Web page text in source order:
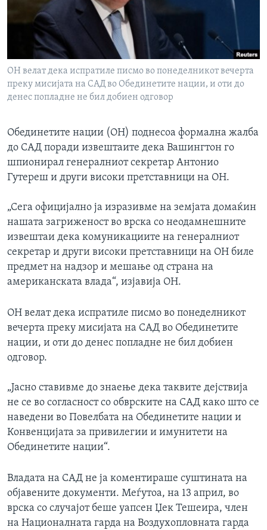
ИНТЕРВЈУА
Јазици
ОН велат дека испратиле писмо во понеделникот вечерта
преку мисијата на САД во Обединетите нации, и оти до
денес попладне не бил добиен одговор
Обединетите нации (ОН) поднесоа формална жалба
до САД поради извештаите дека Вашингтон го
шпионирал генералниот секретар Антонио
Гутереш и други високи претставници на ОН.
„Сега официјално ја изразивме на земјата домаќин
нашата загриженост во врска со неодамнешните
извештаи дека комуникациите на генералниот
секретар и други високи претставници на ОН биле
предмет на надзор и мешање од страна на
американската влада“, изјавија ОН.
ОН велат дека испратиле писмо во понеделникот
вечерта преку мисијата на САД во Обединетите
нации, и оти до денес попладне не бил добиен
одговор.
„Јасно ставивме до знаење дека таквите дејствија
не се во согласност со обврските на САД како што се
наведени во Повелбата на Обединетите нации и
Конвенцијата за привилегии и имунитети на
Обединетите нации“.
Владата на САД не ја коментираше суштината на
објавените документи. Меѓутоа, на 13 април, во
врска со случајот беше уапсен Џек Тешеира, член
на Националната гарда на Воздухопловната гарда